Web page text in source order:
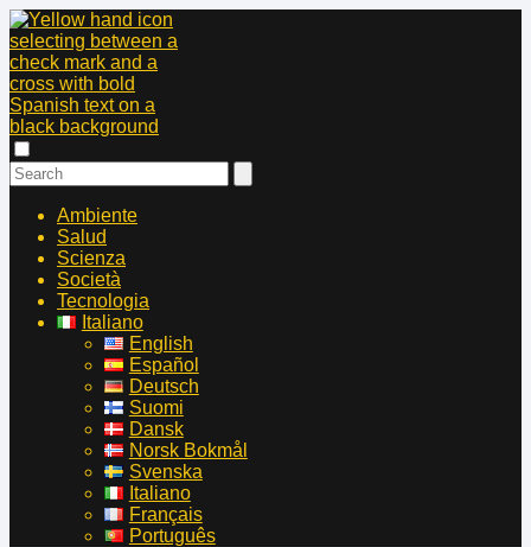
Ambiente
Salud
Scienza
Società
Tecnologia
Italiano
English
Español
Deutsch
Suomi
Dansk
Norsk Bokmål
Svenska
Italiano
Français
Português